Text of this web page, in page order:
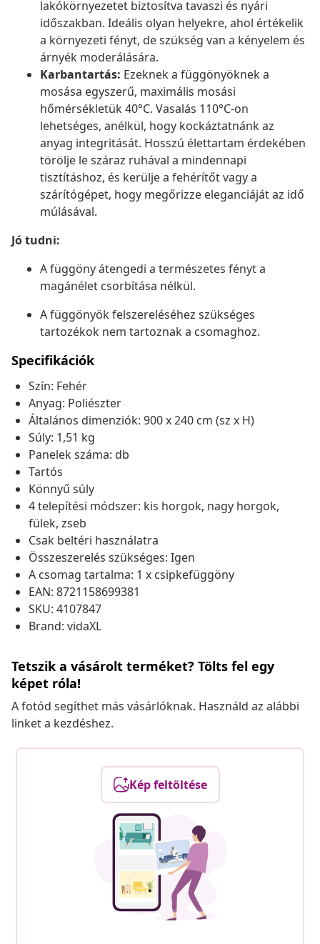
lakókörnyezetet biztosítva tavaszi és nyári
időszakban. Ideális olyan helyekre, ahol értékelik
a környezeti fényt, de szükség van a kényelem és
árnyék moderálására.
Karbantartás: Ezeknek a függönyöknek a
mosása egyszerű, maximális mosási
hőmérsékletük 40°C. Vasalás 110°C-on
lehetséges, anélkül, hogy kockáztatnánk az
anyag integritását. Hosszú élettartam érdekében
törölje le száraz ruhával a mindennapi
tisztításhoz, és kerülje a fehérítőt vagy a
szárítógépet, hogy megőrizze eleganciáját az idő
múlásával.
Jó tudni:
A függöny átengedi a természetes fényt a
magánélet csorbítása nélkül.
A függönyök felszereléséhez szükséges
tartozékok nem tartoznak a csomaghoz.
Specifikációk
Szín: Fehér
Anyag: Poliészter
Általános dimenziók: 900 x 240 cm (sz x H)
Súly: 1,51 kg
Panelek száma: db
Tartós
Könnyű súly
4 telepítési módszer: kis horgok, nagy horgok,
fülek, zseb
Csak beltéri használatra
Összeszerelés szükséges: Igen
A csomag tartalma: 1 x csipkefüggöny
EAN: 8721158699381
SKU: 4107847
Brand: vidaXL
Tetszik a vásárolt terméket? Tölts fel egy
képet róla!
A fotód segíthet más vásárlóknak. Használd az alábbi
linket a kezdéshez.
Kép feltöltése